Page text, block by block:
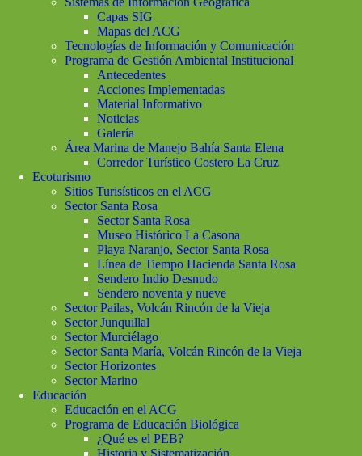
Capas SIG
Mapas del ACG
Tecnologías de Información y Comunicación
Programa de Gestión Ambiental Institucional
Antecedentes
Acciones Implementadas
Material Informativo
Noticias
Galería
Área Marina de Manejo Bahía Santa Elena
Corredor Turístico Costero La Cruz
Ecoturismo
Sitios Turisísticos en el ACG
Sector Santa Rosa
Sector Santa Rosa
Museo Histórico La Casona
Playa Naranjo, Sector Santa Rosa
Línea de Tiempo Hacienda Santa Rosa
Sendero Indio Desnudo
Sendero noventa y nueve
Sector Pailas, Volcán Rincón de la Vieja
Sector Junquillal
Sector Murciélago
Sector Santa María, Volcán Rincón de la Vieja
Sector Horizontes
Sector Marino
Educación
Educación en el ACG
Programa de Educación Biológica
¿Qué es el PEB?